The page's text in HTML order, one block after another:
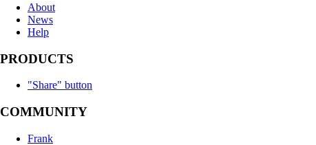
About
News
Help
PRODUCTS
"Share" button
COMMUNITY
Frank